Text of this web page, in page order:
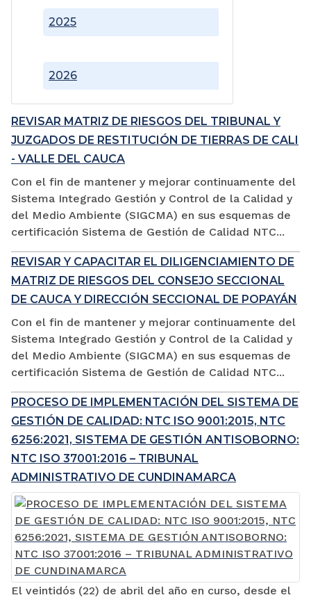
2025
2026
REVISAR MATRIZ DE RIESGOS DEL TRIBUNAL Y
JUZGADOS DE RESTITUCIÓN DE TIERRAS DE CALI
- VALLE DEL CAUCA
Con el fin de mantener y mejorar continuamente del
Sistema Integrado Gestión y Control de la Calidad y
del Medio Ambiente (SIGCMA) en sus esquemas de
certificación Sistema de Gestión de Calidad NTC...
REVISAR Y CAPACITAR EL DILIGENCIAMIENTO DE
MATRIZ DE RIESGOS DEL CONSEJO SECCIONAL
DE CAUCA Y DIRECCIÓN SECCIONAL DE POPAYÁN
Con el fin de mantener y mejorar continuamente del
Sistema Integrado Gestión y Control de la Calidad y
del Medio Ambiente (SIGCMA) en sus esquemas de
certificación Sistema de Gestión de Calidad NTC...
PROCESO DE IMPLEMENTACIÓN DEL SISTEMA DE
GESTIÓN DE CALIDAD: NTC ISO 9001:2015, NTC
6256:2021, SISTEMA DE GESTIÓN ANTISOBORNO:
NTC ISO 37001:2016 – TRIBUNAL
ADMINISTRATIVO DE CUNDINAMARCA
El veintidós (22) de abril del año en curso, desde el